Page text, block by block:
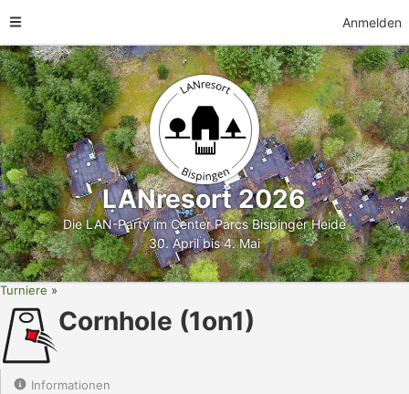
Anmelden
LANresort 2026
Die LAN-Party im Center Parcs Bispinger Heide
30. April bis 4. Mai
Turniere
Cornhole (1on1)
Informationen